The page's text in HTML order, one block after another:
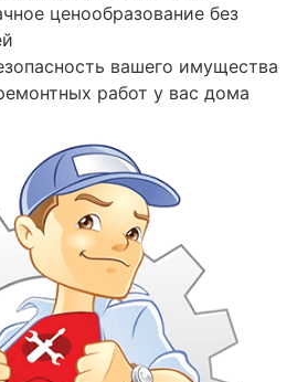
ценообразование без
вашего имущества
работ у вас дома